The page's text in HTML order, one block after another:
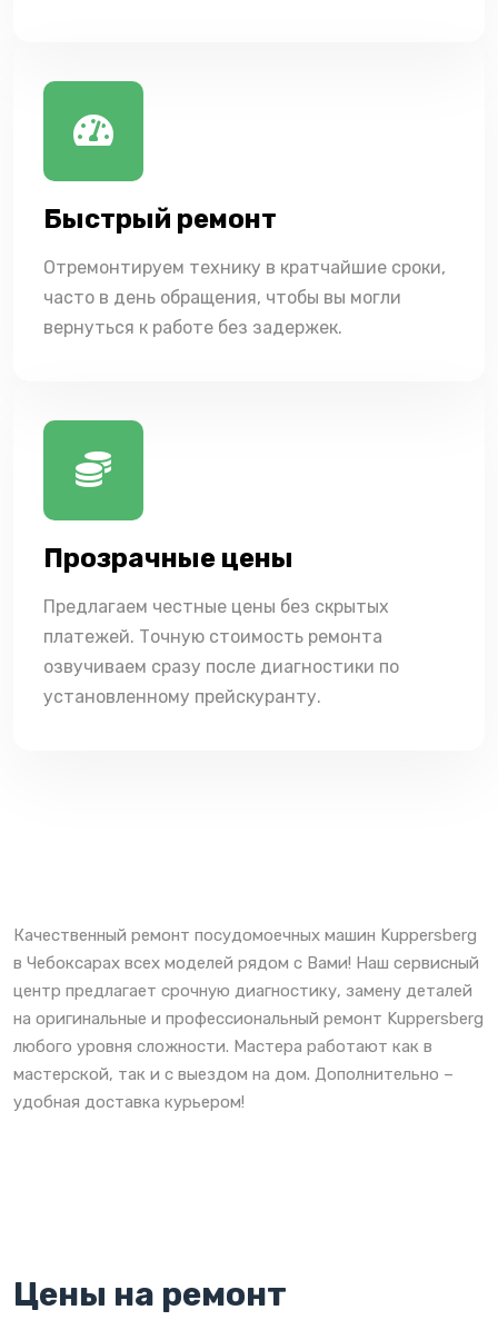
Быстрый ремонт
Отремонтируем технику в кратчайшие сроки,
часто в день обращения, чтобы вы могли
вернуться к работе без задержек.
Прозрачные цены
Предлагаем честные цены без скрытых
платежей. Точную стоимость ремонта
озвучиваем сразу после диагностики по
установленному прейскуранту.
Качественный ремонт посудомоечных машин Kuppersberg
в Чебоксарах всех моделей рядом с Вами! Наш сервисный
центр предлагает срочную диагностику, замену деталей
на оригинальные и профессиональный ремонт Kuppersberg
любого уровня сложности. Мастера работают как в
мастерской, так и с выездом на дом. Дополнительно –
удобная доставка курьером!
Цены на ремонт